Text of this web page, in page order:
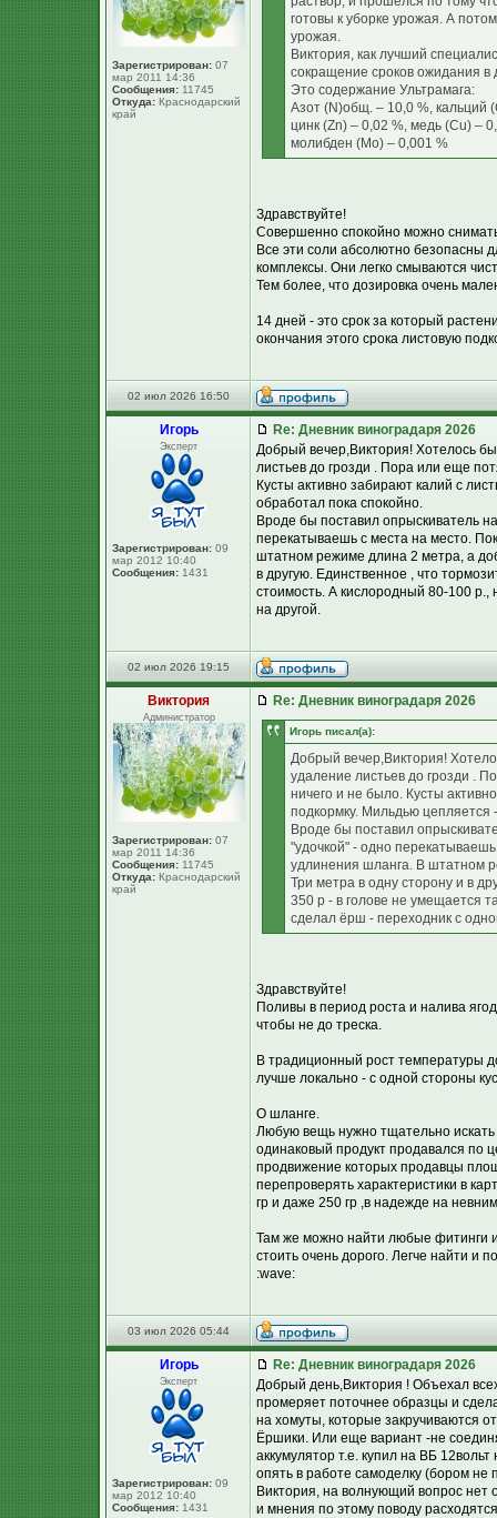
Зарегистрирован: 07
мар 2011 14:36
Сообщения: 11745
Откуда: Краснодарский
край
готовы к уборке урожая. А
урожая.
Виктория, как лучший
сокращение сроков ожидания в
Это содержание Ультрамага:
Азот (N)общ. – 10,0 %, кальций
цинк (Zn) – 0,02 %, медь (Cu) –
молибден (Мо) – 0,001 %
Здравствуйте!
Совершенно спокойно можно
Все эти соли абсолютно безопасны
комплексы. Они легко смываются
Тем более, что дозировка очень
14 дней - это срок за который
окончания этого срока листовую
02 июл 2026 16:50
Игорь
Эксперт
Зарегистрирован: 09
мар 2012 10:40
Сообщения: 1431
Re: Дневник виноградаря 2026
Добрый вечер,Виктория! Хотелось
листьев до грозди . Пора или еще
Кусты активно забирают калий с
обработал пока спокойно.
Вроде бы поставил опрыскиватель
перекатываешь с места на место.
штатном режиме длина 2 метра, а
в другую. Единственное , что
стоимость. А кислородный 80-100 р.,
на другой.
02 июл 2026 19:15
Виктория
Администратор
Зарегистрирован: 07
мар 2011 14:36
Сообщения: 11745
Откуда: Краснодарский
край
Re: Дневник виноградаря 2026
Игорь писал(а):
Добрый вечер,Виктория!
удаление листьев до грозди .
ничего и не было. Кусты
подкормку. Мильдью цепляется
Вроде бы поставил
"удочкой" - одно
удлинения шланга. В штатном
Три метра в одну сторону и в
350 р - в голове не умещается
сделал ёрш - переходник с
Здравствуйте!
Поливы в период роста и налива
чтобы не до треска.
В традиционный рост температуры
лучше локально - с одной стороны
О шланге.
Любую вещь нужно тщательно
одинаковый продукт продавался по
продвижение которых продавцы
перепроверять характеристики в
гр и даже 250 гр ,в надежде на
Там же можно найти любые фитинги
стоить очень дорого. Легче найти и
:wave:
03 июл 2026 05:44
Игорь
Эксперт
Зарегистрирован: 09
мар 2012 10:40
Сообщения: 1431
Re: Дневник виноградаря 2026
Добрый день,Виктория ! Объехал
промеряет поточнее образцы и
на хомуты, которые закручиваются
Ёршики. Или еще вариант -не
аккумулятор т.е. купил на ВБ
опять в работе самоделку (бором
Виктория, на волнующий вопрос нет
и мнения по этому поводу